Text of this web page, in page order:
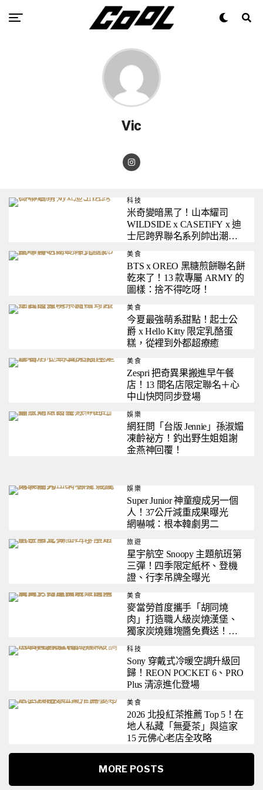
Vic
科技
米奇變暗黑了！山本耀司
WILDSIDE x CASETiFY x 迪
士尼跨界聯名系列帥出潮流
美食
BTS x OREO 黑糖煎餅聯名餅
乾來了！13 款專屬 ARMY 的
圖樣：捨不得吃呀！
美食
今夏最強萌系甜點！起士公
爵 x Hello Kitty 限定乳酪蛋
糕，從裡到外都超療癒
美食
Zespri 把奇異果搬進早午餐
店！13 間名店限定聯名＋心
中山快閃同步登場
娛樂
網狂問「台版 Jennie」孫淑媚
凍齡祕方！釣出野生姐姐謝
金燕神回覆！
娛樂
Super Junior 神童瘦成另一個
人！37公斤減重成果曝光
網嚇喊：根本韓劇男二
旅遊
星宇航空 Snoopy 主題航班第
三彈！四季限定紙杯、登機
證、行李吊牌全曝光
美食
麥當勞首度攜手「胡同燒
肉」打造職人級炭燒漢堡、
獨家炭燒雞塊醬免費送！連
歸！
科技
Sony 穿戴式冷暖空調升級回
歸！REON POCKET 6、PRO
Plus 清涼進化登場
美食
2026 北投紅茶推薦 Top 5！在
地人私藏「無憂茶」與這家
15 元佛心老店全攻略
MORE POSTS